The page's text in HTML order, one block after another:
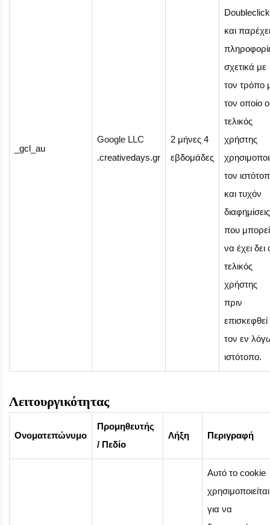
_gcl_au
Google LLC
.creativedays.gr
2 μήνες 4
εβδομάδες
Doubleclick
και παρέχει
σχετικά με
τον τρόπο
τον οποίο ο
τελικός
χρήστης
τον
και τυχόν
διαφημίσεις
που μπορεί
να έχει δει
τελικός
χρήστης
πριν
επισκεφθεί
τον εν
ιστότοπο.
Λειτουργικότητας
Ονοματεπώνυμο
Προμηθευτής
/ Πεδίο
Λήξη Περιγραφή
Αυτό το cookie
χρησιμοποιείται
για να